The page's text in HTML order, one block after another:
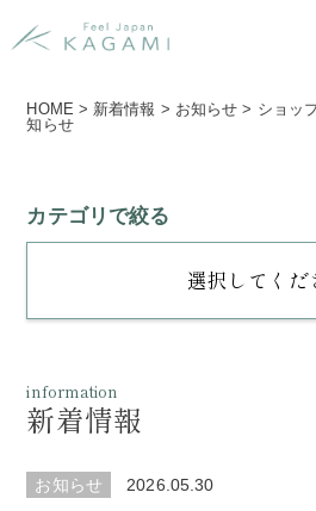
HOME > 新着情報 > お知らせ > ショッ
知らせ
カテゴリで絞る
選択してくだ
information
新着情報
お知らせ 2026.05.30